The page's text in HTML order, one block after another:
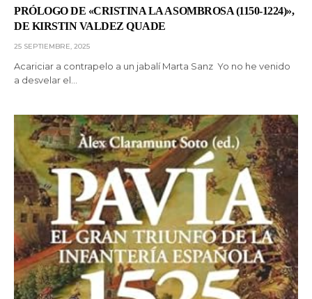
PRÓLOGO DE «CRISTINA LA ASOMBROSA (1150-1224)»,
DE KIRSTIN VALDEZ QUADE
25 SEPTIEMBRE, 2025
Acariciar a contrapelo a un jabalí Marta Sanz Yo no he venido
a desvelar el…